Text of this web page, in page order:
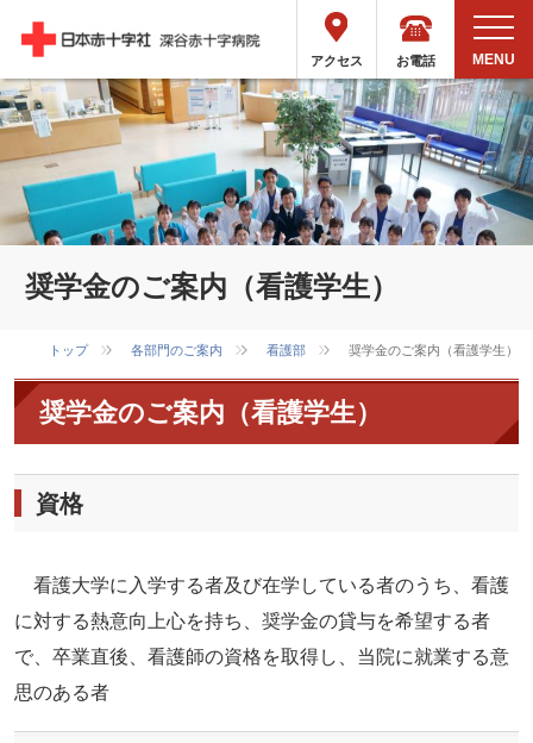
アクセス お電話
奨学金のご案内（看護学生）
トップ 各部門のご案内 看護部 奨学金のご案内（看護学生）
奨学金のご案内（看護学生）
資格
看護大学に入学する者及び在学している者のうち、看護
に対する熱意向上心を持ち、奨学金の貸与を希望する者
で、卒業直後、看護師の資格を取得し、当院に就業する意
思のある者